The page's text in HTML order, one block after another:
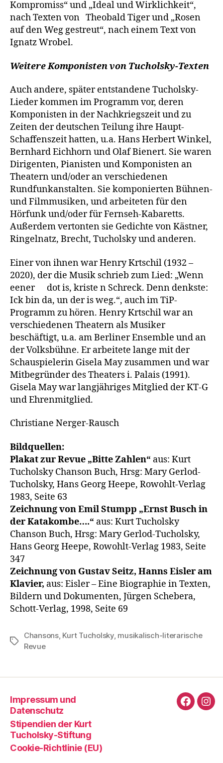
Kompromiss“ und „Ideal und Wirklichkeit“,
nach Texten von Theobald Tiger und „Rosen
auf den Weg gestreut“, nach einem Text von
Ignatz Wrobel.
Weitere Komponisten von Tucholsky-Texten
Auch andere, später entstandene Tucholsky-
Lieder kommen im Programm vor, deren
Komponisten in der Nachkriegszeit und zu
Zeiten der deutschen Teilung ihre Haupt-
Schaffenszeit hatten, u.a. Hans Herbert Winkel,
Bernhard Eichhorn und Olaf Bienert. Sie waren
Dirigenten, Pianisten und Komponisten an
Theatern und/oder an verschiedenen
Rundfunkanstalten. Sie komponierten Bühnen-
und Filmmusiken, und arbeiteten für den
Hörfunk und/oder für Fernseh-Kabaretts.
Außerdem vertonten sie Gedichte von Kästner,
Ringelnatz, Brecht, Tucholsky und anderen.
Einer von ihnen war Henry Krtschil (1932 –
2020), der die Musik schrieb zum Lied: „Wenn
eener dot is, kriste n Schreck. Denn denkste:
Ick bin da, un der is weg.“, auch im TiP-
Programm zu hören. Henry Krtschil war an
verschiedenen Theatern als Musiker
beschäftigt, u.a. am Berliner Ensemble und an
der Volksbühne. Er arbeitete lange mit der
Schauspielerin Gisela May zusammen und war
Mitbegründer des Theaters i. Palais (1991).
Gisela May war langjähriges Mitglied der KT-G
und Ehrenmitglied.
Christiane Nerger-Rausch
Bildquellen:
Plakat zur Revue „Bitte Zahlen“ aus: Kurt
Tucholsky Chanson Buch, Hrsg: Mary Gerlod-
Tucholsky, Hans Georg Heepe, Rowohlt-Verlag
1983, Seite 63
Zeichnung von Emil Stumpp „Ernst Busch in
der Katakombe….“ aus: Kurt Tucholsky
Chanson Buch, Hrsg: Mary Gerlod-Tucholsky,
Hans Georg Heepe, Rowohlt-Verlag 1983, Seite
347
Zeichnung von Gustav Seitz, Hanns Eisler am
Klavier, aus: Eisler – Eine Biographie in Texten,
Bildern und Dokumenten, Jürgen Schebera,
Schott-Verlag, 1998, Seite 69
Schlagwörter
Chansons, Kurt Tucholsky, musikalisch-literarische
Revue
Impressum und
Datenschutz
Stipendien der Kurt
Tucholsky-Stiftung
Cookie-Richtlinie (EU)